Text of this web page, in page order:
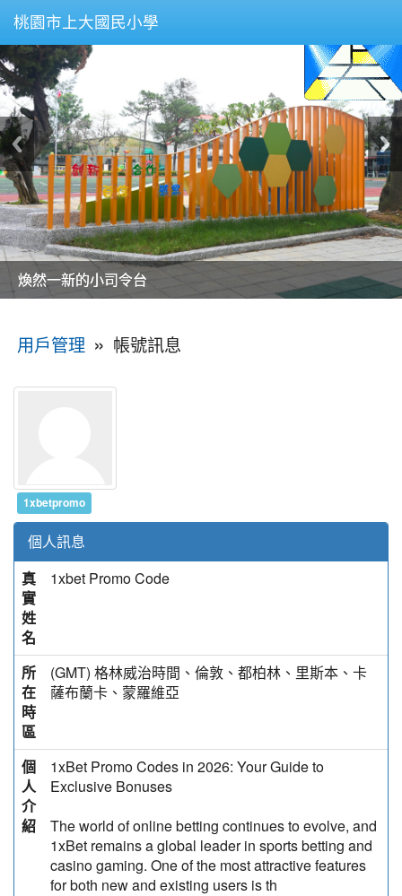
桃園市上大國民小學
美麗的操場是我們活力的來源
美麗的操場是我們活力的來源
煥然一新的小司令台
煥然一新的小司令台
富含桃園埤塘田園風光意象的中廊
富含桃園埤塘田園風光意象的中廊
嶄新的中庭廣場
嶄新的中庭廣場
水生池生生不息
水生池生生不息
用戶管理 » 帳號訊息
1xbetpromo
個人訊息
真
實
姓
名
1xbet Promo Code
所
在
時
區
(GMT) 格林威治時間、倫敦、都柏林、里斯本、卡
薩布蘭卡、蒙羅維亞
個
人
介
紹
1xBet Promo Codes in 2026: Your Guide to
Exclusive Bonuses
The world of online betting continues to evolve, and
1xBet remains a global leader in sports betting and
casino gaming. One of the most attractive features
for both new and existing users is th